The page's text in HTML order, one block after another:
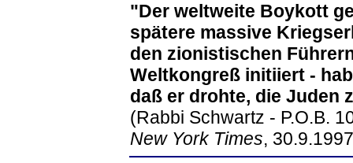
"Der weltweite Boykott
spätere massive
den zionistischen
Weltkongreß initiiert -
daß er drohte, die Juden
(Rabbi Schwartz - P.O.B.
New York Times,